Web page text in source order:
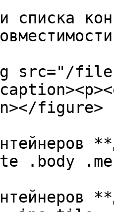
списка
src="/files/
figure>
.body